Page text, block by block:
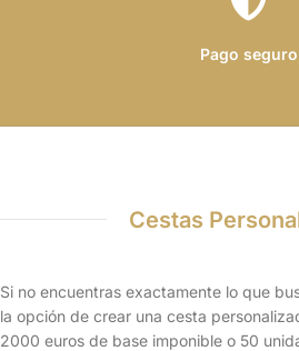
Pago seguro
Cestas
Si no encuentras exactamente lo que
la opción de crear una cesta
2000 euros de base imponible o 50